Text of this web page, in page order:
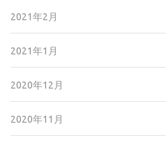
2021年2月
2021年1月
2020年12月
2020年11月